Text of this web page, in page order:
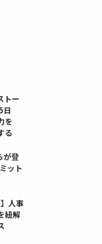
トー
日
を
る
が登
ット
人事
紐解